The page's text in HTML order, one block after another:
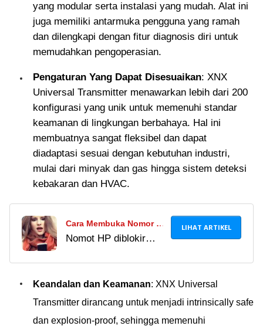
mengaktifkan kartu
terblokir di sini
yang modular serta instalasi yang mudah. Alat ini
juga memiliki antarmuka pengguna yang ramah
dan dilengkapi dengan fitur diagnosis diri untuk
memudahkan pengoperasian.
Pengaturan Yang Dapat Disesuaikan: XNX
Universal Transmitter menawarkan lebih dari 200
konfigurasi yang unik untuk memenuhi standar
keamanan di lingkungan berbahaya. Hal ini
membuatnya sangat fleksibel dan dapat
diadaptasi sesuai dengan kebutuhan industri,
mulai dari minyak dan gas hingga sistem deteksi
kebakaran dan HVAC.
Cara Membuka Nomor HP
yang Diblokir Teman,
Nomot HP diblokir
Tenang! Jaka akan
bocorkan cara
membuka nomor
LIHAT ARTIKEL
Keandalan dan Keamanan: XNX Universal
Transmitter dirancang untuk menjadi intrinsically safe
dan explosion-proof, sehingga memenuhi